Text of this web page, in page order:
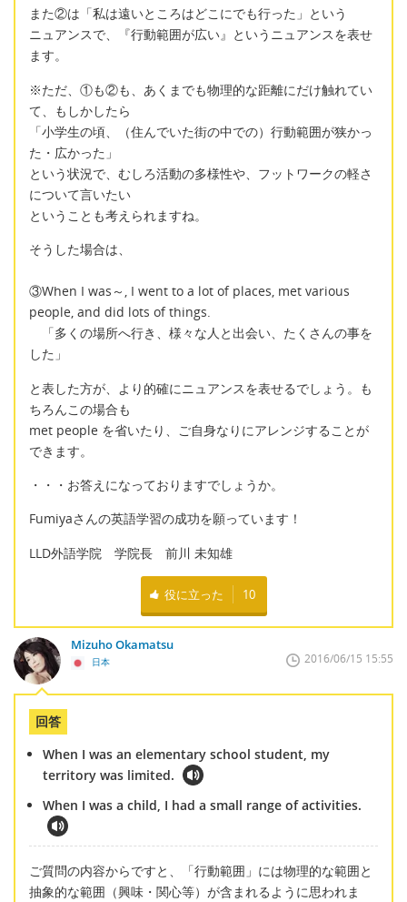
また②は「私は遠いところはどこにでも行った」という
ニュアンスで、『行動範囲が広い』というニュアンスを表せ
ます。
※ただ、①も②も、あくまでも物理的な距離にだけ触れてい
て、もしかしたら
「小学生の頃、（住んでいた街の中での）行動範囲が狭かっ
た・広かった」
という状況で、むしろ活動の多様性や、フットワークの軽さ
について言いたい
ということも考えられますね。
そうした場合は、
③When I was～, I went to a lot of places, met various
people, and did lots of things.
「多くの場所へ行き、様々な人と出会い、たくさんの事を
した」
と表した方が、より的確にニュアンスを表せるでしょう。も
ちろんこの場合も
met people を省いたり、ご自身なりにアレンジすることが
できます。
・・・お答えになっておりますでしょうか。
Fumiyaさんの英語学習の成功を願っています！
LLD外語学院 学院長 前川 未知雄
役に立った 10
Mizuho Okamatsu
日本 2016/06/15 15:55
回答
When I was an elementary school student, my
territory was limited.
When I was a child, I had a small range of activities.
ご質問の内容からですと、「行動範囲」には物理的な範囲と
抽象的な範囲（興味・関心等）が含まれるように思われま